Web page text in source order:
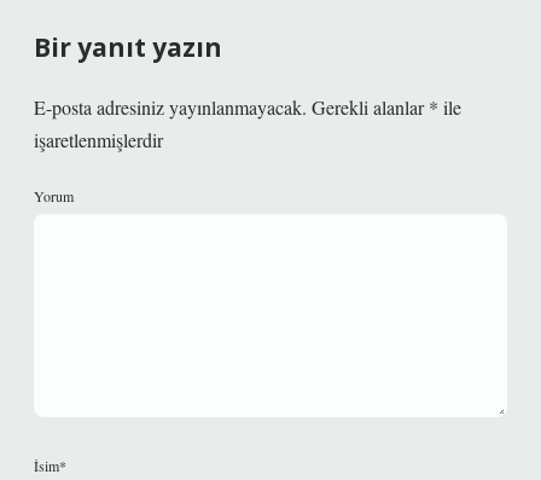
Bir yanıt yazın
E-posta adresiniz yayınlanmayacak. Gerekli alanlar* ile
işaretlenmişlerdir
Yorum
İsim*